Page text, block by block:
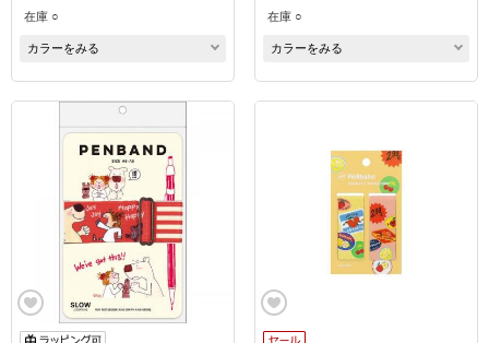
在庫 ○
カラーをみる
在庫 ○
カラーをみる